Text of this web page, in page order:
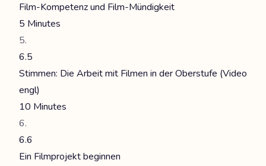
Film-Kompetenz und Film-Mündigkeit
5 Minutes
6.5
Stimmen: Die Arbeit mit Filmen in der Oberstufe (Video
engl)
10 Minutes
6.6
Ein Filmprojekt beginnen